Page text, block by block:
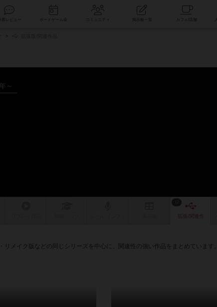
コミュニティ
～
作
メイク版などの同じシリーズを中心に、関連性の強い作品をまとめています。